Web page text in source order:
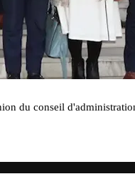
du conseil